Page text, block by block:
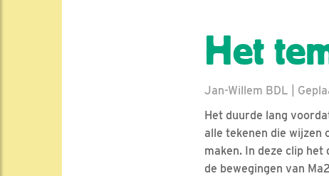
Het
Jan-Willem BDL |
Het duurde lang
alle tekenen die wijzen
maken. In deze clip
de bewegingen van